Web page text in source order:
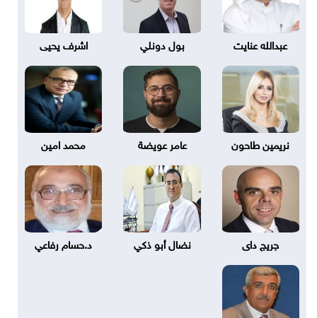
عبدالله عنايت بول دونلي اشرف يحيى
نريمين طاحون عامر عويضة محمد امين
جريج داى نضال أبو ذكي د.حسام رفاعي